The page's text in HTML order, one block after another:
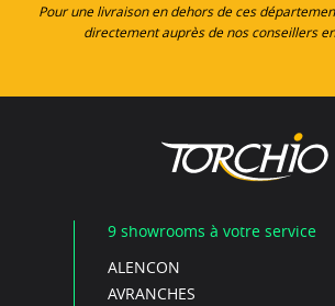
Pour une livraison en dehors de ces
directement auprès de nos conseillers
9 showrooms à votre service
ALENCON
AVRANCHES